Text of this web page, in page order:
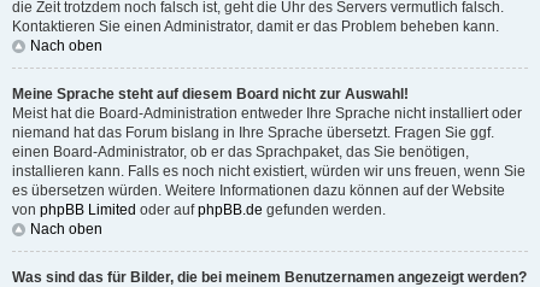
die Zeit trotzdem noch falsch ist, geht die Uhr des Servers vermutlich falsch.
Kontaktieren Sie einen Administrator, damit er das Problem beheben kann.
Nach oben
Meine Sprache steht auf diesem Board nicht zur Auswahl!
Meist hat die Board-Administration entweder Ihre Sprache nicht installiert oder
niemand hat das Forum bislang in Ihre Sprache übersetzt. Fragen Sie ggf.
einen Board-Administrator, ob er das Sprachpaket, das Sie benötigen,
installieren kann. Falls es noch nicht existiert, würden wir uns freuen, wenn Sie
es übersetzen würden. Weitere Informationen dazu können auf der Website
von phpBB Limited oder aufphpBB.de gefunden werden.
Nach oben
Was sind das für Bilder, die bei meinem Benutzernamen angezeigt werden?